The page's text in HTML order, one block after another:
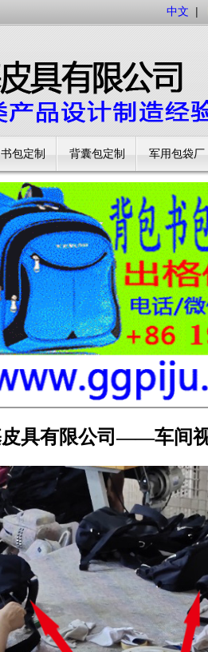
中文 |
书包定制 背囊包定制 军用包袋厂